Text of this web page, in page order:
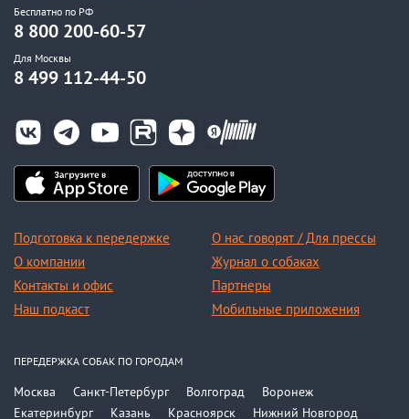
Бесплатно по РФ
8 800 200-60-57
Для Москвы
8 499 112-44-50
Подготовка к передержке
О компании
Контакты и офис
Наш подкаст
О нас говорят / Для прессы
Журнал о собаках
Партнеры
Мобильные приложения
ПЕРЕДЕРЖКА СОБАК ПО ГОРОДАМ
Москва Санкт-Петербург Волгоград
Воронеж
Екатеринбург
Казань Красноярск Нижний Новгород